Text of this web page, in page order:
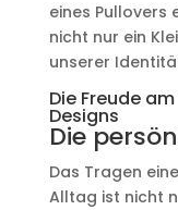
eines Pullovers
nicht nur ein
unserer
Die Freude
Designs
Die
Das Tragen
Alltag ist nicht